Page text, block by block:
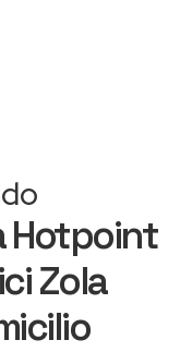
Hotpoint
Zola